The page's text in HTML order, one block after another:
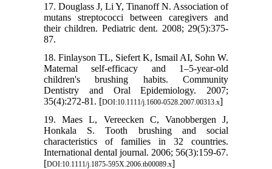
17. Douglass J, Li Y, Tinanoff N. Association of
mutans streptococci between caregivers and
their children. Pediatric dent. 2008; 29(5):375-
87.
18. Finlayson TL, Siefert K, Ismail AI, Sohn W.
Maternal self‐efficacy and 1–5‐year‐old
children's brushing habits. Community
Dentistry and Oral Epidemiology. 2007;
35(4):272-81. [DOI:10.1111/j.1600-0528.2007.00313.x]
19. Maes L, Vereecken C, Vanobbergen J,
Honkala S. Tooth brushing and social
characteristics of families in 32 countries.
International dental journal. 2006; 56(3):159-67.
[DOI:10.1111/j.1875-595X.2006.tb00089.x]